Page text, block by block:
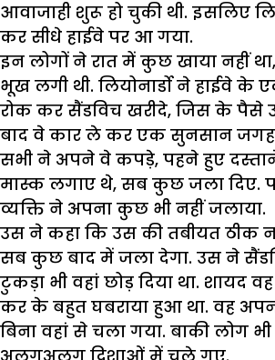
आवाजाही शुरू हो चुकी थी. इसलिए
कर सीधे हाईवे पर आ गया.
इन लोगों ने रात में कुछ खाया नहीं
भूख लगी थी. लियोनार्डो ने हाईवे के
रोक कर सैंडविच खरीदे, जिस के पैसे
बाद वे कार ले कर एक सुनसान जगह
सभी ने अपने वे कपड़े, पहने हुए
मास्क लगाए थे, सब कुछ जला दिए.
व्यक्ति ने अपना कुछ भी नहीं जलाया.
उस ने कहा कि उस की तबीयत ठीक
सब कुछ बाद में जला देगा. उस ने
टुकड़ा भी वहां छोड़ दिया था. शायद वह
कर के बहुत घबराया हुआ था. वह
बिना वहां से चला गया. बाकी लोग